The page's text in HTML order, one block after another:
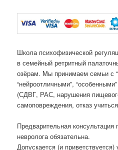
Школа психофизической
в семейный ретритный
озёрам. Мы принимаем семьи с
“нейроотличными”,
(СДВГ, РАС, нарушения
самоповреждения, отказ
Предварительная консультация
невролога обязательна.
Допускается (и